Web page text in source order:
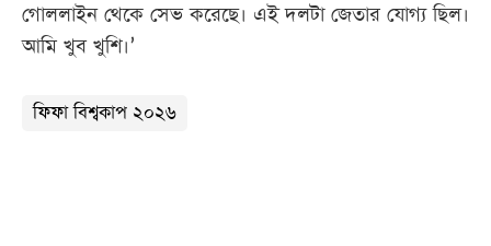
গোললাইন থেকে সেভ করেছে। এই দলটা জেতার যোগ্য ছিল।
আমি খুব খুশি।’
ফিফা বিশ্বকাপ ২০২৬